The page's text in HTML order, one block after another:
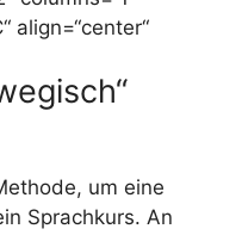
align=“center“
um eine
Sprachkurs. An